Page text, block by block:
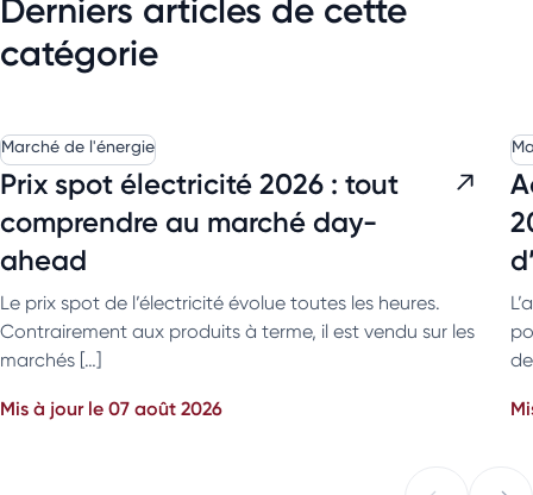
Derniers articles de cette
catégorie
Marché de l'énergie
Prix spot électricité 2026 : tout
comprendre au marché day-
ahead
Le prix spot de l’électricité évolue toutes les heures.
Contrairement aux produits à terme, il est vendu sur les
marchés […]
Mis à jour le 07 août 2026